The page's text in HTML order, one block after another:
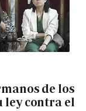
de los
ley contra el